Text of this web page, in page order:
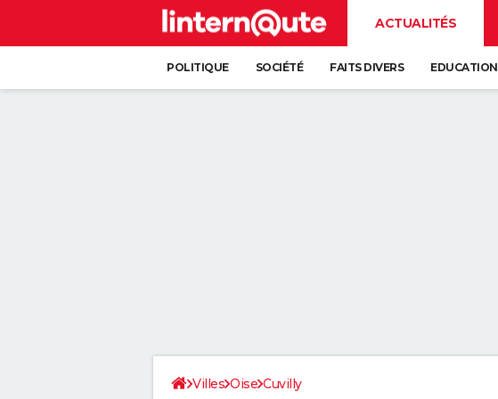
ACTUALITÉS
POLITIQUE SOCIÉTÉ FAITS DIVERS EDUCATION
Villes Oise Cuvilly